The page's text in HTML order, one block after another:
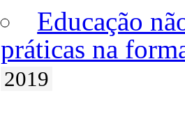
Educação
práticas na
2019